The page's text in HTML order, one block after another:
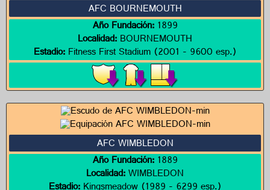
AFC BOURNEMOUTH
Año Fundación:1899
Localidad:BOURNEMOUTH
Estadio:Fitness First Stadium (2001 - 9600 esp.)
AFC WIMBLEDON
Año Fundación:1889
Localidad:WIMBLEDON